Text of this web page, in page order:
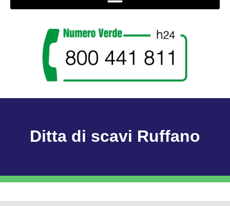
Ditta di scavi Ruffano